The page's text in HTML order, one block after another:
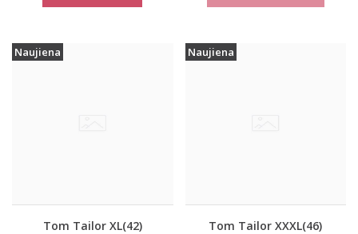
Naujiena
Tom Tailor XL(42)
Naujiena
Tom Tailor XXXL(46)